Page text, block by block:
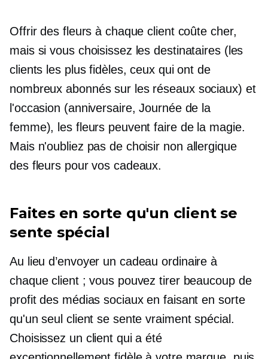
Offrir des fleurs à chaque client coûte cher,
mais si vous choisissez les destinataires (les
clients les plus fidèles, ceux qui ont de
nombreux abonnés sur les réseaux sociaux) et
l'occasion (anniversaire, Journée de la
femme), les fleurs peuvent faire de la magie.
Mais n'oubliez pas de choisir non allergique
des fleurs pour vos cadeaux.
Faites en sorte qu'un client se
sente spécial
Au lieu d’envoyer un cadeau ordinaire à
chaque client ; vous pouvez tirer beaucoup de
profit des médias sociaux en faisant en sorte
qu'un seul client se sente vraiment spécial.
Choisissez un client qui a été